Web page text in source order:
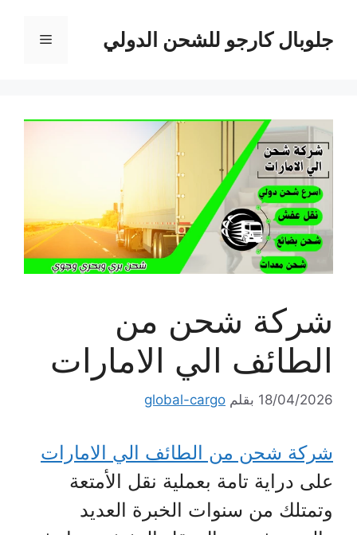
المحتوىجلوبال كارجو للشحن الدولي القائمة
شركة شحن من
الطائف الي الامارات
18/04/2026 بقلم global-cargo
شركة شحن من الطائف الي الامارات
على دراية تامة بعملية نقل الأمتعة
وتمتلك من سنوات الخبرة العديد